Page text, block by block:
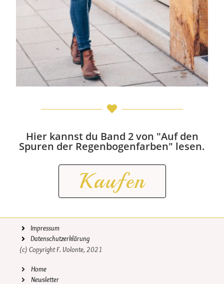
Hier kannst du Band 2 von "Auf den
Spuren der Regenbogenfarben" lesen.
Kaufen
Impressum
Datenschutzerklärung
(c) Copyright F. Volonte, 2021
Home
Newsletter